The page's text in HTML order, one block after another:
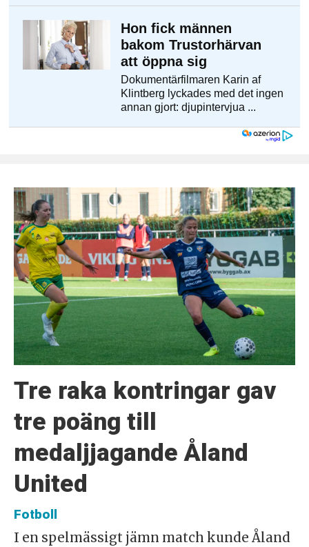
Tre raka kontringar gav
tre poäng till
medaljjagande Åland
United
Fotboll
I en spelmässigt jämn match kunde Åland